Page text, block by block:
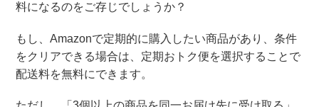
料になるのをご存じでしょうか？
もし、Amazonで定期的に購入したい商品があり、条件
をクリアできる場合は、定期おトク便を選択することで
配送料を無料にできます。